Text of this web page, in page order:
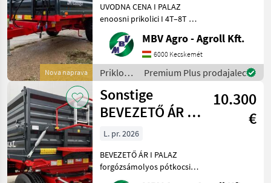
Nova naprava
UVODNA CENA I PALAZ
enoosni prikolici I 4T–8T Če
gre za PALAZ, potem
izključno MBV AGRO!
Kupujte neposredno pri
uvozniku, največjem
prodajalcu PALAZ v regiji.
Skupi
MBV Agro - Agroll Kft.
6000 Kecskemét
Priklopniki
/
Sonstige
Premium Plus prodajalec
Sonstige
BEVEZETŐ ÁR I
PALAZ
forgózsámolyos
pótkocsik I 8
10.300
€
L. pr. 2026
BEVEZETŐ ÁR I PALAZ
forgózsámolyos pótkocsik I
8T-18T Ha PALAZ akkor